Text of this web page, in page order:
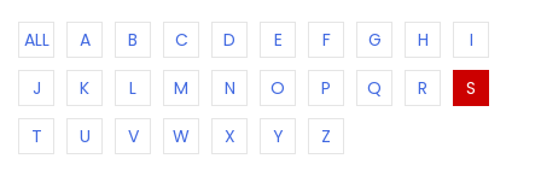
ALL A B C D E F G H
I
J
K L M N O P Q R
S
T
U V W X Y Z